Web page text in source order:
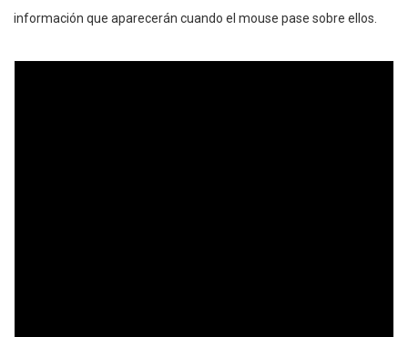
información que aparecerán cuando el mouse pase sobre ellos.